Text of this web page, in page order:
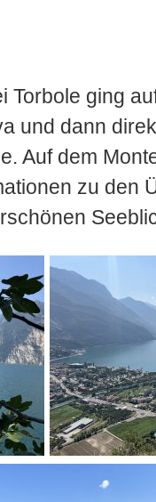
Torbole ging
und dann
Auf dem
zu den